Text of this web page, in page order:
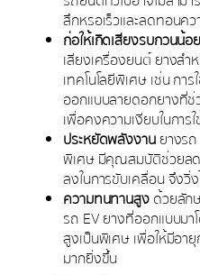
สึกหรอเร็วและลดทอนค
ก่อให้เกิดเสียงรบกวนน้อย
เสียงเครื่องยนต์ ยางส
เทคโนโลยีพิเศษ เช่น กา
ออกแบบลายดอกยางที่ช่
เพื่อคงความเงียบในการ
ประหยัดพลังงานยางรถ
พิเศษ มีคุณสมบัติช่วยลด
ลงในการขับเคลื่อน จึงวิ่
ความทนทานสูงด้วยลัก
รถ EV ยางที่ออกแบบม
สูงเป็นพิเศษ เพื่อให้มีอา
มากยิ่งขึ้น